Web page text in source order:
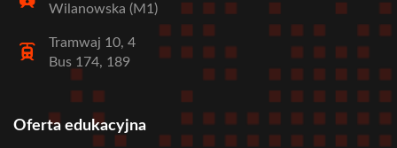
Wilanowska (M1)
Tramwaj 10, 4
Bus 174, 189
Stopka
Oferta edukacyjna